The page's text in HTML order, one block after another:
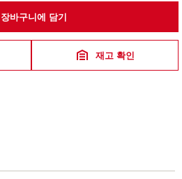
장바구니에 담기
재고 확인